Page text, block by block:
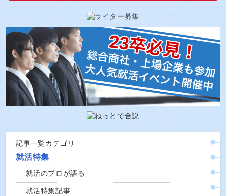
記事一覧カテゴリ
就活特集
就活のプロが語る
就活特集記事